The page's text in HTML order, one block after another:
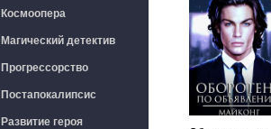
Космоопера
Магический детектив
Прогрессорство
Постапокалипсис
Развитие героя